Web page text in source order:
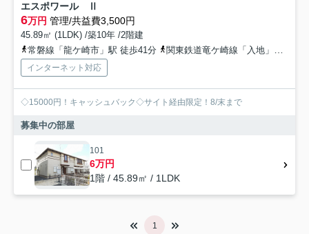
エスポワール Ⅱ
6万円 管理/共益費3,500円
45.89㎡ (1LDK) /築10年 /2階建
常磐線「龍ケ崎市」駅 徒歩41分
関東鉄道竜ケ崎線「入地」駅 徒歩67分
インターネット対応
◇15000円！キャッシュバック◇サイト経由限定！8/末まで
募集中の部屋
101
6万円
1階 / 45.89㎡ / 1LDK
1